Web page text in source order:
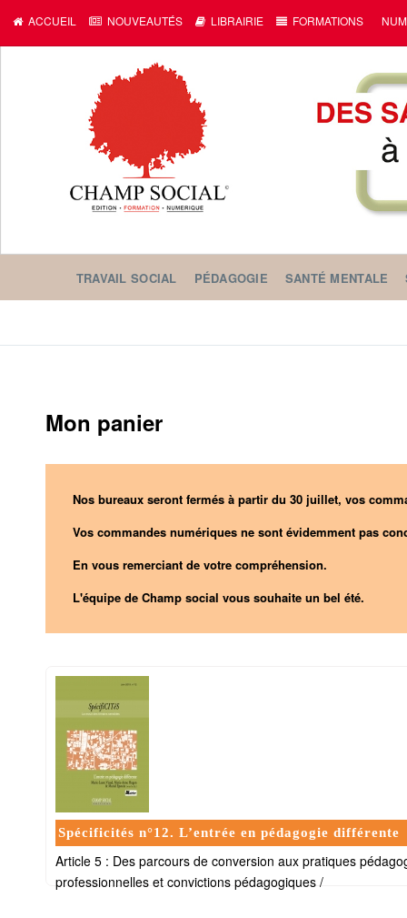
ACCUEIL NOUVEAUTÉS LIBRAIRIE FORMATIONS
TRAVAIL SOCIAL PÉDAGOGIE SANTÉ MENTALE
Mon panier
Nos bureaux seront fermés à partir du 30 juillet, vos
Vos commandes numériques ne sont évidemment pas
En vous remerciant de votre compréhension.
L'équipe de Champ social vous souhaite un bel été.
Spécificités n°12. L’entrée en pédagogie différente
Article 5 : Des parcours de conversion aux pratiques
professionnelles et convictions pédagogiques /